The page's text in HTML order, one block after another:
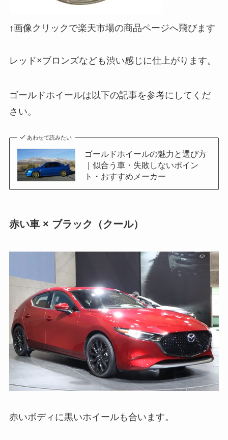
↑画像クリックで楽天市場の商品ページへ飛びます
レッド×ブロンズなども渋い感じに仕上がります。
ゴールドホイールは以下の記事を参考にしてくだ
さい。
あわせて読みたい
ゴールドホイールの魅力と選び方
｜似合う車・失敗しないポイン
ト・おすすめメーカー
赤い車 × ブラック（クール）
赤いボディに黒いホイールも合います。